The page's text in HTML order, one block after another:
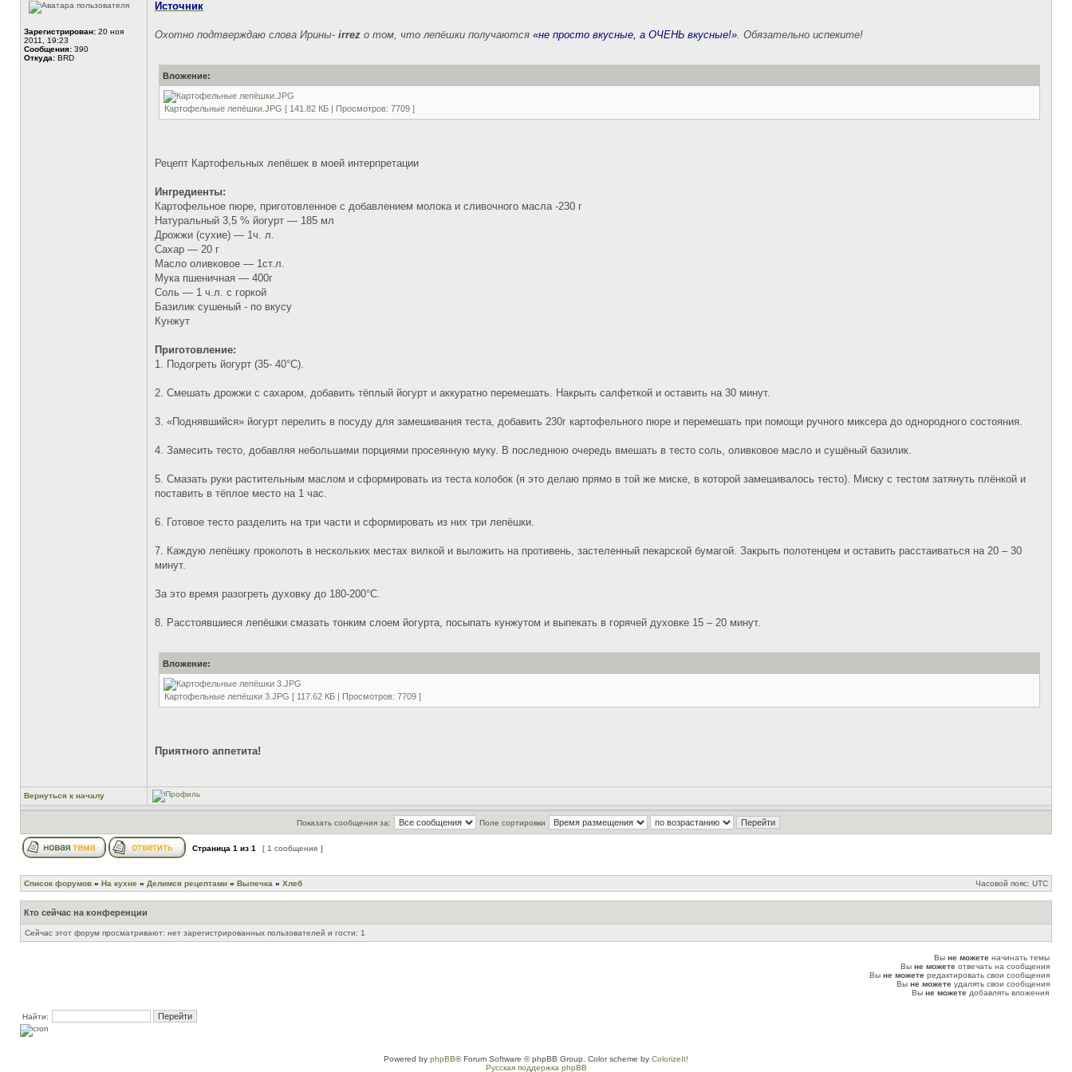
Зарегистрирован: 20 ноя
2011, 19:23
Сообщения: 390
Откуда: BRD
Источник
Охотно подтверждаю слова Ирины- irrez о том, что лепёшки получаются «не просто вкусные, а ОЧЕНЬ вкусные!». Обязательно испеките!
Вложение:
Картофельные лепёшки.JPG [ 141.82 КБ | Просмотров: 7709 ]
Рецепт Картофельных лепёшек в моей интерпретации
Ингредиенты:
Картофельное пюре, приготовленное с добавлением молока и сливочного масла -230 г
Натуральный 3,5 % йогурт — 185 мл
Дрожжи (сухие) — 1ч. л.
Сахар — 20 г
Масло оливковое — 1ст.л.
Мука пшеничная — 400г
Соль — 1 ч.л. с горкой
Базилик сушеный - по вкусу
Кунжут
Приготовление:
1. Подогреть йогурт (35- 40°C).
2. Смешать дрожжи с сахаром, добавить тёплый йогурт и аккуратно перемешать. Накрыть салфеткой и оставить на 30 минут.
3. «Поднявшийся» йогурт перелить в посуду для замешивания теста, добавить 230г картофельного пюре и перемешать при помощи ручного миксера до однородного состояния.
4. Замесить тесто, добавляя небольшими порциями просеянную муку. В последнюю очередь вмешать в тесто соль, оливковое масло и сушёный базилик.
5. Смазать руки растительным маслом и сформировать из теста колобок (я это делаю прямо в той же миске, в которой замешивалось тесто). Миску с тестом затянуть плёнкой и
поставить в тёплое место на 1 час.
6. Готовое тесто разделить на три части и сформировать из них три лепёшки.
7. Каждую лепёшку проколоть в нескольких местах вилкой и выложить на противень, застеленный пекарской бумагой. Закрыть полотенцем и оставить расстаиваться на 20 – 30
минут.
За это время разогреть духовку до 180-200°C.
8. Расстоявшиеся лепёшки смазать тонким слоем йогурта, посыпать кунжутом и выпекать в горячей духовке 15 – 20 минут.
Вложение:
Картофельные лепёшки 3.JPG [ 117.62 КБ | Просмотров: 7709 ]
Приятного аппетита!
Вернуться к началу
Показать сообщения за: Поле сортировки
Страница 1 из 1 [ 1 сообщение ]
Список форумов » На кухне » Делимся рецептами » Выпечка » Хлеб Часовой пояс: UTC
Кто сейчас на конференции
Сейчас этот форум просматривают: нет зарегистрированных пользователей и гости: 1
Вы не можете начинать темы
Вы не можете отвечать на сообщения
Вы не можете редактировать свои сообщения
Вы не можете удалять свои сообщения
Вы не можете добавлять вложения
Найти:
Powered by phpBB® Forum Software © phpBB Group. Color scheme by ColorizeIt!
Русская поддержка phpBB